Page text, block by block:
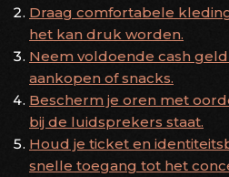
Draag comfortabele
het kan druk worden.
Neem voldoende cash
aankopen of snacks.
Bescherm je oren met
bij de luidsprekers staat.
Houd je ticket en
snelle toegang tot het